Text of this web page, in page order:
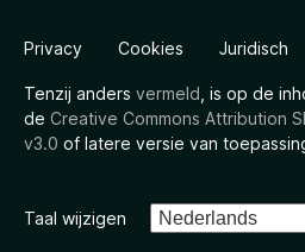
Privacy Cookies Juridisch
Tenzij anders vermeld , is op de
de Creative Commons Attribution
v3.0 of latere versie van
Taal wijzigen